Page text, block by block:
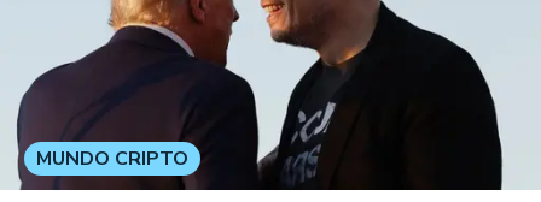
MUNDO CRIPTO